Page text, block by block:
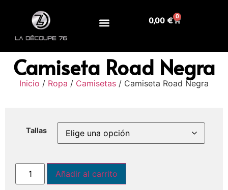
0,00 € 0
Camiseta Road Negra
Inicio / Ropa / Camisetas / Camiseta Road Negra
Tallas
Añadir al carrito